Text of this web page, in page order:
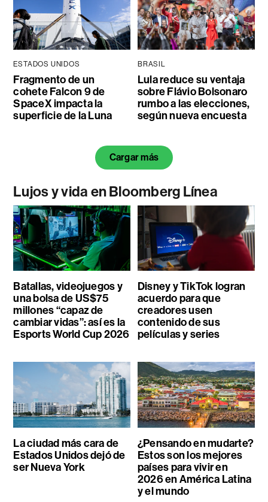
ESTADOS UNIDOS
Fragmento de un
cohete Falcon 9 de
SpaceX impacta la
superficie de la Luna
BRASIL
Lula reduce su ventaja
sobre Flávio Bolsonaro
rumbo a las elecciones,
según nueva encuesta
Cargar más
Lujos y vida en Bloomberg Línea
Batallas, videojuegos y
una bolsa de US$75
millones “capaz de
cambiar vidas”: así es la
Esports World Cup 2026
Disney y TikTok logran
acuerdo para que
creadores usen
contenido de sus
películas y series
La ciudad más cara de
Estados Unidos dejó de
ser Nueva York
¿Pensando en mudarte?
Estos son los mejores
países para vivir en
2026 en América Latina
y el mundo